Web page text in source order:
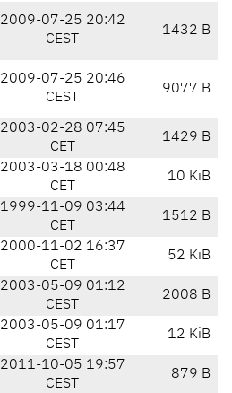
2009-07-25 20:42
CEST
1432 B
2009-07-25 20:46
CEST
9077 B
2003-02-28 07:45
CET
1429 B
2003-03-18 00:48
CET
10 KiB
1999-11-09 03:44
CET
1512 B
2000-11-02 16:37
CET
52 KiB
2003-05-09 01:12
CEST
2008 B
2003-05-09 01:17
CEST
12 KiB
2011-10-05 19:57
CEST
879 B